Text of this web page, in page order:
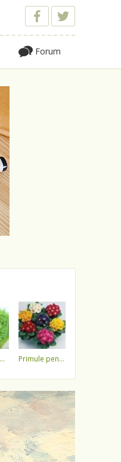
Forum
primule pentru 1 martie 3,5 lei / ghiveci !!!!